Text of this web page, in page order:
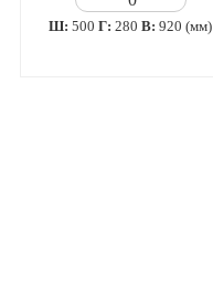
Ш:500 Г:280 В:920 (мм)